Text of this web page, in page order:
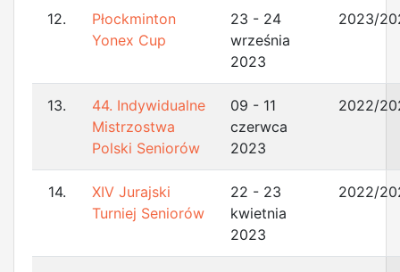
12.
Płockminton
Yonex Cup
23 - 24
września
2023
2023/
13.
44. Indywidualne
Mistrzostwa
Polski Seniorów
09 - 11
czerwca
2023
2022/
14.
XIV Jurajski
Turniej Seniorów
22 - 23
kwietnia
2023
2022/